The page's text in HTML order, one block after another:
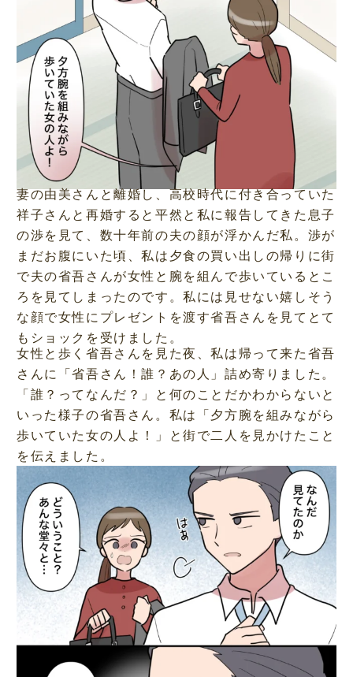
妻の由美さんと離婚し、高校時代に付き合っていた
祥子さんと再婚すると平然と私に報告してきた息子
の渉を見て、数十年前の夫の顔が浮かんだ私。渉が
まだお腹にいた頃、私は夕食の買い出しの帰りに街
で夫の省吾さんが女性と腕を組んで歩いているとこ
ろを見てしまったのです。私には見せない嬉しそう
な顔で女性にプレゼントを渡す省吾さんを見てとて
もショックを受けました。
女性と歩く省吾さんを見た夜、私は帰って来た省吾
さんに「省吾さん！誰？あの人」詰め寄りました。
「誰？ってなんだ？」と何のことだかわからないと
いった様子の省吾さん。私は「夕方腕を組みながら
歩いていた女の人よ！」と街で二人を見かけたこと
を伝えました。